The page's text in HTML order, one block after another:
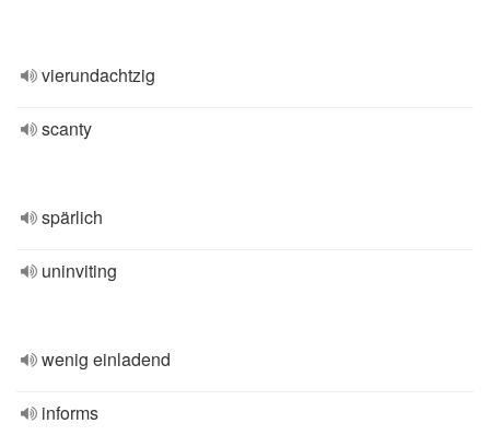
vierundachtzig
scanty
spärlich
uninviting
wenig einladend
informs